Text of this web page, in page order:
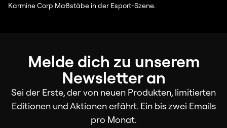
Karmine Corp Maßstäbe in der Esport-Szene.
Melde dich zu unserem
Newsletter an
Sei der Erste, der von neuen Produkten, limitierten
Editionen und Aktionen erfährt. Ein bis zwei Emails
pro Monat.